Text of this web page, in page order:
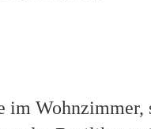
im Wohnzimmer,